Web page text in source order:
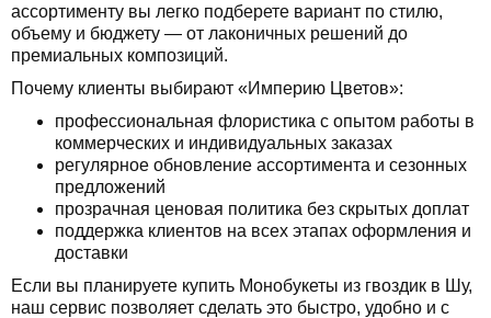
ассортименту вы легко подберете вариант по стилю,
объему и бюджету — от лаконичных решений до
премиальных композиций.
Почему клиенты выбирают «Империю Цветов»:
профессиональная флористика с опытом работы в
коммерческих и индивидуальных заказах
регулярное обновление ассортимента и сезонных
предложений
прозрачная ценовая политика без скрытых доплат
поддержка клиентов на всех этапах оформления и
доставки
Если вы планируете купить Монобукеты из гвоздик в Шу,
наш сервис позволяет сделать это быстро, удобно и с